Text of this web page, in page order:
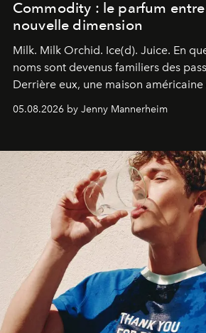
Commodity : le parfum
nouvelle dimension
Milk. Milk Orchid. Ice(d). Juice. En
noms sont devenus familiers des
Derrière eux, une maison
une approche aussi intuitive que
05.08.2026 by Jenny Mannerheim